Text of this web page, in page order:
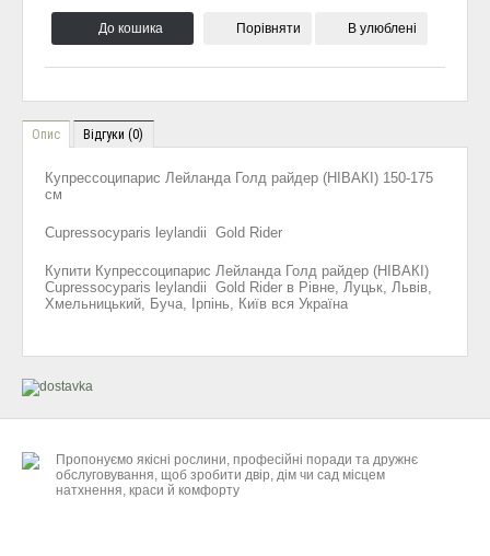
Порівняти В улюблені
Опис Відгуки (0)
Купресcоципарис Лейланда Голд райдер (НІВАКІ) 150-175
см
Cupressocyparis leylandii Gold Rider
Купити Купресcоципарис Лейланда Голд райдер (НІВАКІ)
Cupressocyparis leylandii Gold Rider в Рівне, Луцьк, Львів,
Хмельницький, Буча, Ірпінь, Київ вся Україна
Пропонуємо якісні рослини, професійні поради та дружнє
обслуговування, щоб зробити двір, дім чи сад місцем
натхнення, краси й комфорту